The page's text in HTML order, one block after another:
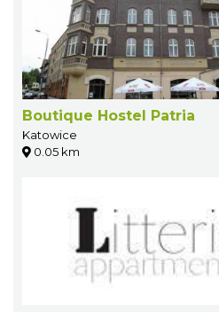
Boutique Hostel Patria
Katowice
0.05 km